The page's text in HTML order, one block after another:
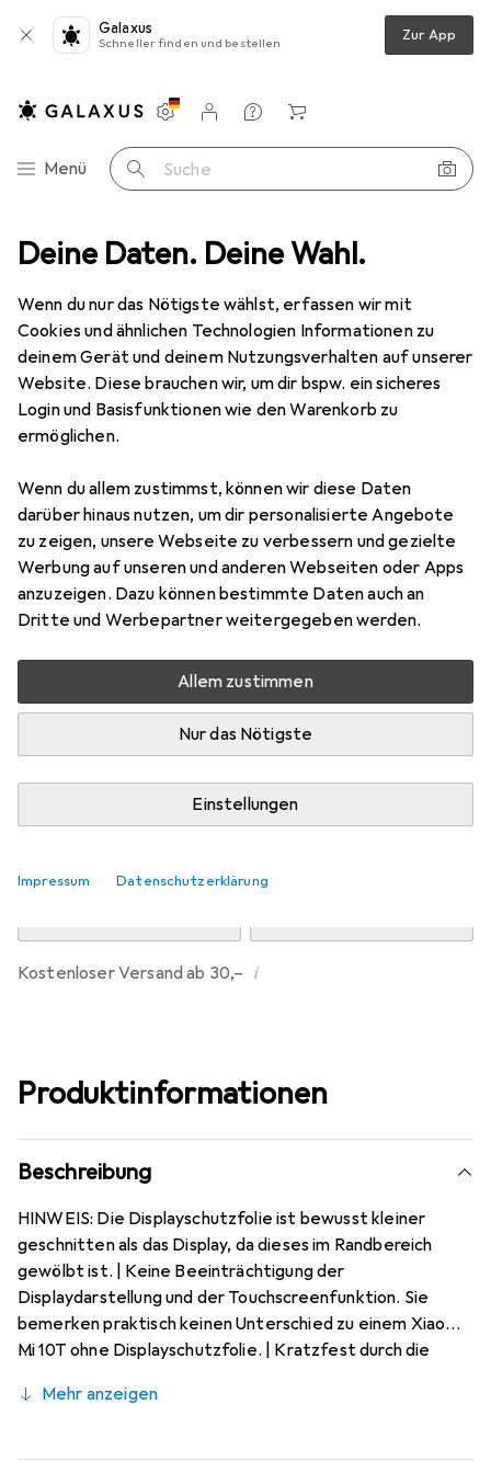
Deine Daten. Deine Wahl.
Wenn du nur das Nötigste wählst, erfassen wir mit
Cookies und ähnlichen Technologien Informationen zu
deinem Gerät und deinem Nutzungsverhalten auf unserer
Website. Diese brauchen wir, um dir bspw. ein sicheres
Login und Basisfunktionen wie den Warenkorb zu
ermöglichen.
Wenn du allem zustimmst, können wir diese Daten
darüber hinaus nutzen, um dir personalisierte Angebote
zu zeigen, unsere Webseite zu verbessern und gezielte
Werbung auf unseren und anderen Webseiten oder Apps
anzuzeigen. Dazu können bestimmte Daten auch an
Dritte und Werbepartner weitergegeben werden.
Allem zustimmen
Nur das Nötigste
Einstellungen
Impressum Datenschutzerklärung
Galaxus
Schneller finden und bestellen Zur App
Navigation nach Kategorien
Menü Suche
Einstellungen
Kundenkonto
Vergleichslisten
Merklisten
Warenkorb
Smartphone Schutzfolie Dipos Displayschutzfolie Crystalclear
5 Bilder
DiposDisplayschutzfolie Crystalclear
Preis in EUR inkl. MwSt.
EUR
5,89
Bewertungen Marke
Mehr von Dipos
Mi, 12.8. geliefert
Mehr als 10 Stück an Lager beim Drittanbieter
Lieferort angeben für genaue Lieferzeit
Kostenloser Versand ab 30,– i
Produktinformationen
Beschreibung
HINWEIS: Die Displayschutzfolie ist bewusst kleiner
geschnitten als das Display, da dieses im Randbereich
gewölbt ist. | Keine Beeinträchtigung der
Displaydarstellung und der Touchscreenfunktion. Sie
bemerken praktisch keinen Unterschied zu einem Xiaomi
Mi 10T ohne Displayschutzfolie. | Kratzfest durch die
gegen Kratzer und Abrasion! 4H Bleistifthärte. | Bewusst
(Siehe Fotos), blasenfrei und jederzeit rückstandsfrei zu
Mehr anzeigen